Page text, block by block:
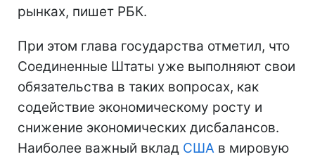
рынках, пишет РБК.
При этом глава государства отметил, что
Соединенные Штаты уже выполняют свои
обязательства в таких вопросах, как
содействие экономическому росту и
снижение экономических дисбалансов.
Наиболее важный вклад США в мировую